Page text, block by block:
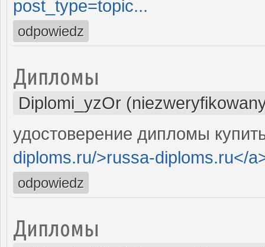
post_type=topic...
odpowiedz
Дипломы
Diplomi_yzOr
удостоверение дипломы
diploms.ru/>russa-diploms.ru</
odpowiedz
Дипломы